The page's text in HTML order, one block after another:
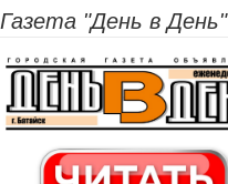
Газета "День в День"